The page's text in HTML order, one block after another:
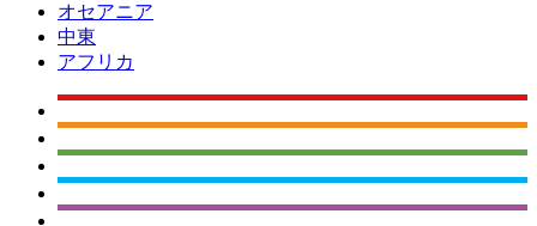
オセアニア
中東
アフリカ